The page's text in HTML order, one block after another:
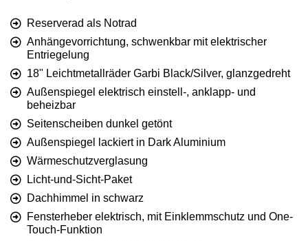
Reserverad als Notrad
Anhängevorrichtung, schwenkbar mit elektrischer
Entriegelung
18" Leichtmetallräder Garbi Black/Silver, glanzgedreht
Außenspiegel elektrisch einstell-, anklapp- und
beheizbar
Seitenscheiben dunkel getönt
Außenspiegel lackiert in Dark Aluminium
Wärmeschutzverglasung
Licht-und-Sicht-Paket
Dachhimmel in schwarz
Fensterheber elektrisch, mit Einklemmschutz und One-
Touch-Funktion